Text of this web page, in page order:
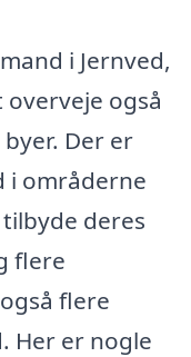
i Jernved,
også
Der er
i områderne
deres
flere
flere
Her er nogle